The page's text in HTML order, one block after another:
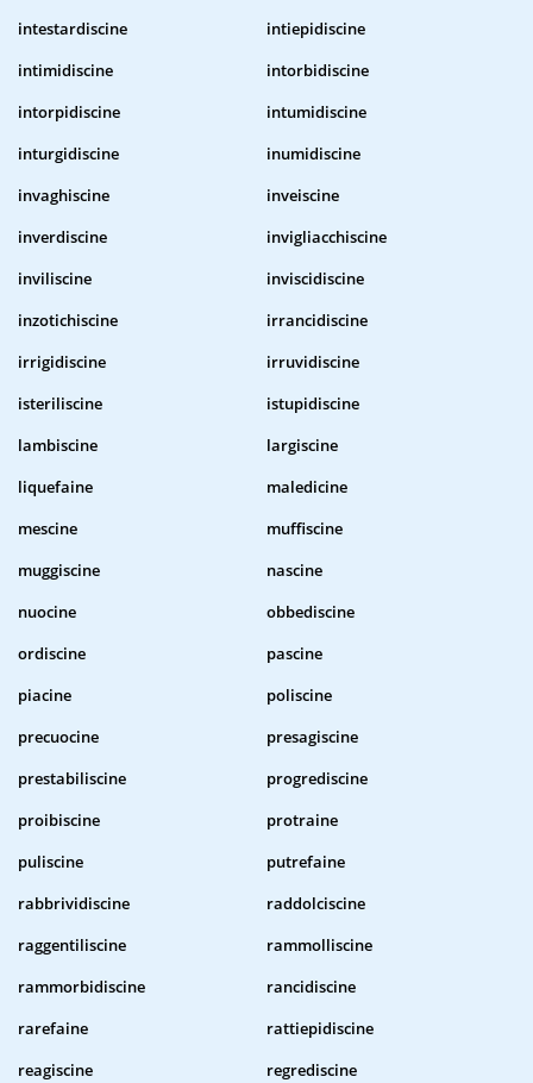
intestardiscine
intiepidiscine
intimidiscine
intorbidiscine
intorpidiscine
intumidiscine
inturgidiscine
inumidiscine
invaghiscine
inveiscine
inverdiscine
invigliacchiscine
inviliscine
inviscidiscine
inzotichiscine
irrancidiscine
irrigidiscine
irruvidiscine
isteriliscine
istupidiscine
lambiscine
largiscine
liquefaine
maledicine
mescine
muffiscine
muggiscine
nascine
nuocine
obbediscine
ordiscine
pascine
piacine
poliscine
precuocine
presagiscine
prestabiliscine
progrediscine
proibiscine
protraine
puliscine
putrefaine
rabbrividiscine
raddolciscine
raggentiliscine
rammolliscine
rammorbidiscine
rancidiscine
rarefaine
rattiepidiscine
reagiscine
regrediscine